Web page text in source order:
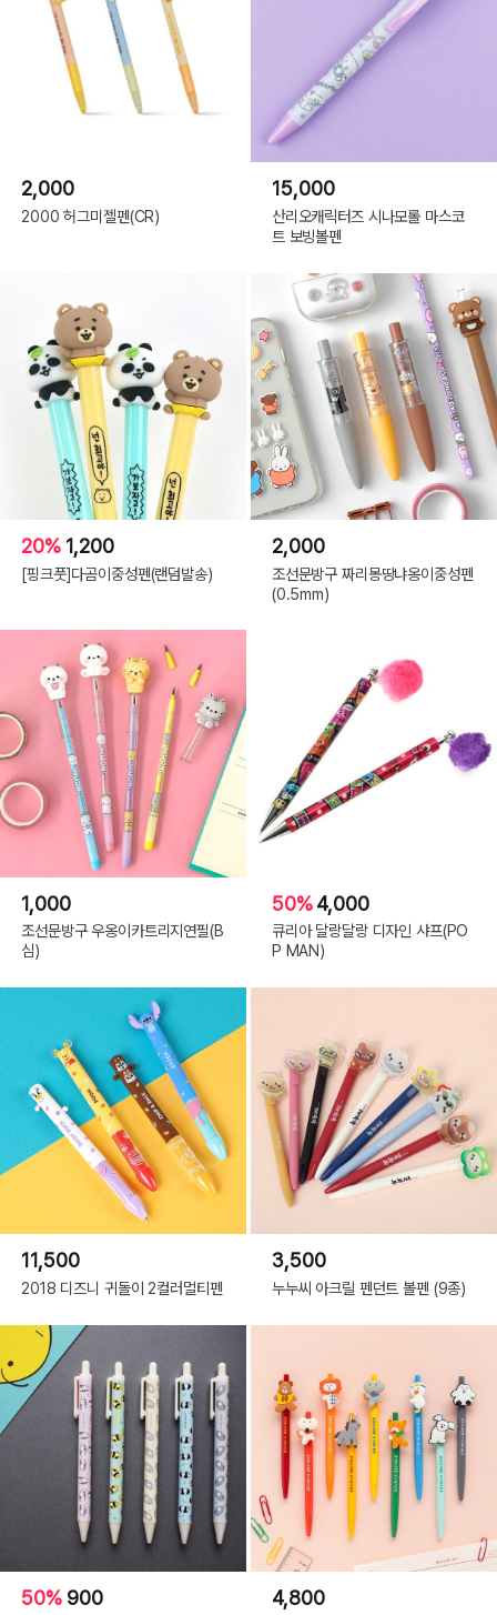
2,000
2000 허그미젤펜(CR)
15,000
산리오캐릭터즈 시나모롤 마스코
트 보빙볼펜
20% 1,200
[핑크풋]다곰이중성펜(랜덤발송)
2,000
조선문방구 짜리몽땅냐옹이중성펜
(0.5mm)
1,000
조선문방구 우옹이카트리지연필(B
심)
50%4,000
큐리아 달랑달랑 디자인 샤프(PO
P MAN)
11,500
2018 디즈니 귀돌이 2컬러멀티펜
3,500
누누씨 아크릴 펜던트 볼펜 (9종)
50% 900 4,800